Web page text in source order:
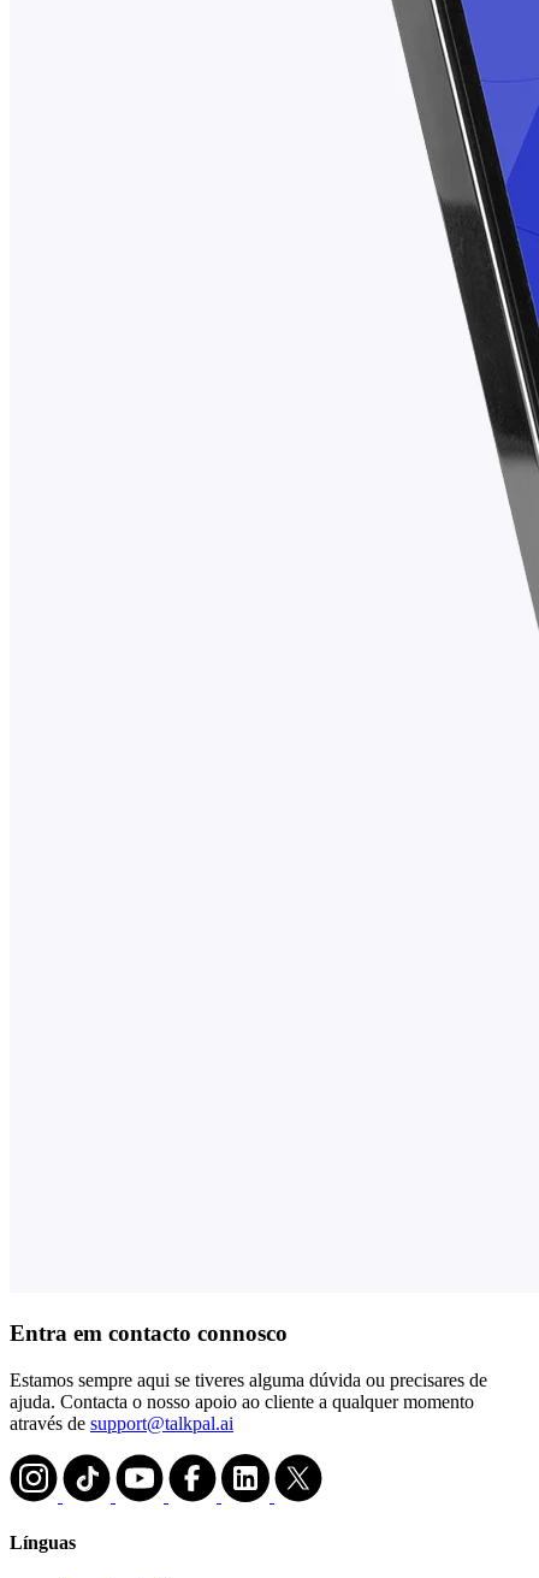
Entra em contacto connosco
Estamos sempre aqui se tiveres alguma dúvida ou precisares de
ajuda. Contacta o nosso apoio ao cliente a qualquer momento
através de support@talkpal.ai
Línguas